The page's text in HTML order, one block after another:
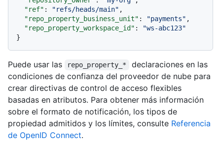
"ref" : "refs/heads/main" ,
"repo_property_business_unit" : "payments" ,
"repo_property_workspace_id" :
"ws-abc123"
}
Puede usar las repo_property_*
declaraciones en las
condiciones de confianza del proveedor de nube para
crear directivas de control de acceso flexibles
basadas en atributos. Para obtener más información
sobre el formato de notificación, los tipos de
propiedad admitidos y los límites, consulte Referencia
de OpenID Connect.